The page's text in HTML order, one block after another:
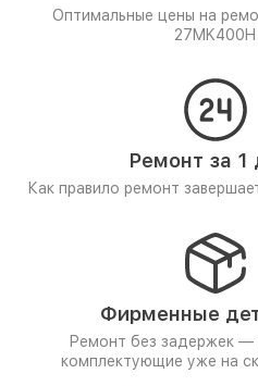
Оптимальные цены на
27MK400H
Ремонт за 1
Как правило ремонт
Фирменные
Ремонт без задержек
комплектующие уже на